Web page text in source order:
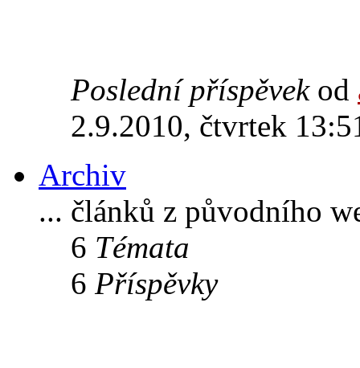
Poslední příspěvekod
2.9.2010, čtvrtek
Archiv
... článků z původního
6 Témata
6 Příspěvky